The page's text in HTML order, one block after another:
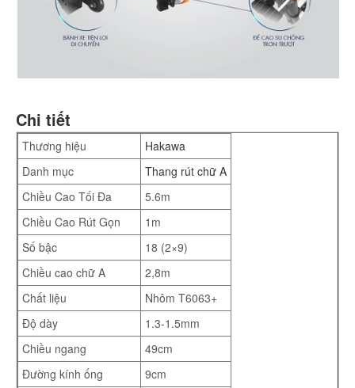
Chi tiết
Thương hiệu
Hakawa
Danh mục
Thang rút chữ A
Chiều Cao Tối Đa
5.6m
Chiều Cao Rút Gọn
1m
Số bậc
18 (2×9)
Chiều cao chữ A
2,8m
Chất liệu
Nhôm T6063+
Độ dày
1.3-1.5mm
Chiều ngang
49cm
Đường kính ống
9cm